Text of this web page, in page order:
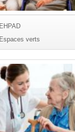
EHPAD
Espaces verts